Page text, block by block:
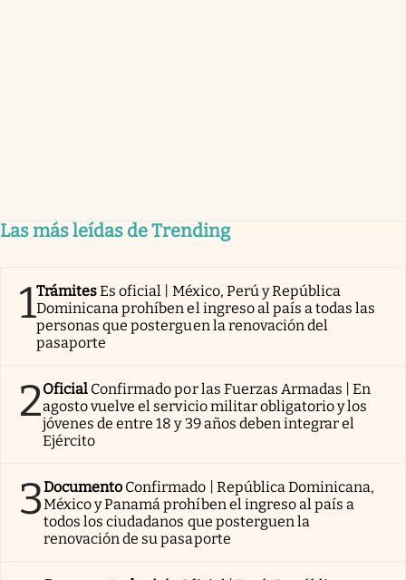
Las más leídas de Trending
1TrámitesEs oficial | México, Perú y República
Dominicana prohíben el ingreso al país a todas las
personas que posterguen la renovación del
pasaporte
2Oficial Confirmado por las Fuerzas Armadas | En
agosto vuelve el servicio militar obligatorio y los
jóvenes de entre 18 y 39 años deben integrar el
Ejército
3Documento Confirmado | República Dominicana,
México y Panamá prohíben el ingreso al país a
todos los ciudadanos que posterguen la
renovación de su pasaporte